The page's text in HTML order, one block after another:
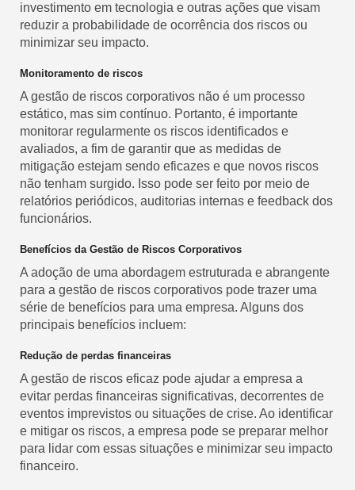
investimento em tecnologia e outras ações que visam
reduzir a probabilidade de ocorrência dos riscos ou
minimizar seu impacto.
Monitoramento de riscos
A gestão de riscos corporativos não é um processo
estático, mas sim contínuo. Portanto, é importante
monitorar regularmente os riscos identificados e
avaliados, a fim de garantir que as medidas de
mitigação estejam sendo eficazes e que novos riscos
não tenham surgido. Isso pode ser feito por meio de
relatórios periódicos, auditorias internas e feedback dos
funcionários.
Benefícios da Gestão de Riscos Corporativos
A adoção de uma abordagem estruturada e abrangente
para a gestão de riscos corporativos pode trazer uma
série de benefícios para uma empresa. Alguns dos
principais benefícios incluem:
Redução de perdas financeiras
A gestão de riscos eficaz pode ajudar a empresa a
evitar perdas financeiras significativas, decorrentes de
eventos imprevistos ou situações de crise. Ao identificar
e mitigar os riscos, a empresa pode se preparar melhor
para lidar com essas situações e minimizar seu impacto
financeiro.